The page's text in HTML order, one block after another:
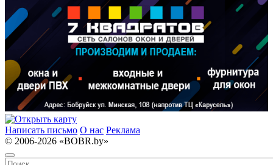
Написать письмо О нас Реклама
© 2006-2026 «BOBR.by»